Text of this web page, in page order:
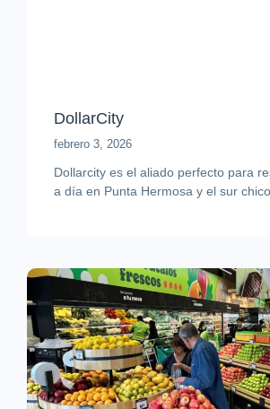
DollarCity
febrero 3, 2026
Dollarcity es el aliado perfecto para
a día en Punta Hermosa y el sur